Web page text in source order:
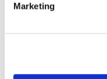
Marketing